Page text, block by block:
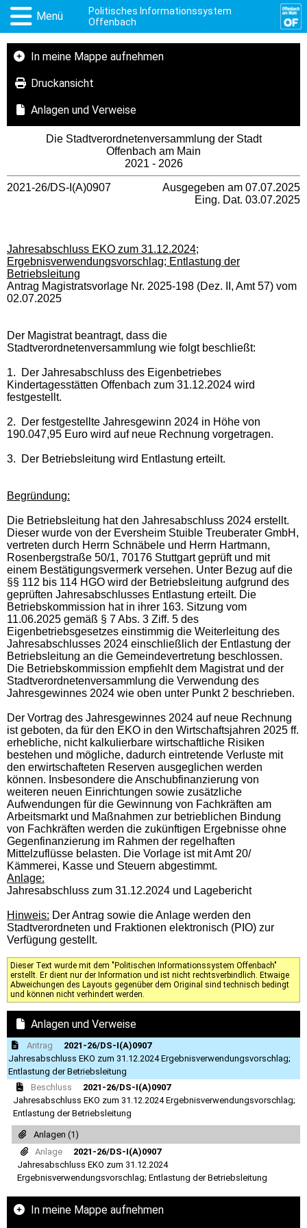
Menü
Politisches Informationssystem
Offenbach
In meine Mappe aufnehmen
Druckansicht
Anlagen und Verweise
Die Stadtverordnetenversammlung der Stadt
Offenbach am Main
2021 - 2026
2021-26/DS-I(A)0907
Ausgegeben am 07.07.2025
Eing. Dat. 03.07.2025
Jahresabschluss EKO zum 31.12.2024;
Ergebnisverwendungsvorschlag; Entlastung der
Betriebsleitung
Antrag Magistratsvorlage Nr. 2025-198 (Dez. II, Amt 57) vom
02.07.2025
Der Magistrat beantragt, dass die
Stadtverordnetenversammlung wie folgt beschließt:
1.
Der Jahresabschluss des Eigenbetriebes
Kindertagesstätten Offenbach zum 31.12.2024 wird
festgestellt.
2.
Der festgestellte Jahresgewinn 2024 in Höhe von
190.047,95 Euro wird auf neue Rechnung vorgetragen.
3. Der Betriebsleitung wird Entlastung erteilt.
Begründung:
Die Betriebsleitung hat den Jahresabschluss 2024 erstellt.
Dieser wurde von der Eversheim Stuible Treuberater GmbH,
vertreten durch Herrn Schnäbele und Herrn Hartmann,
Rosenbergstraße 50/1, 70176 Stuttgart geprüft und mit
einem Bestätigungsvermerk versehen. Unter Bezug auf die
§§ 112 bis 114 HGO wird der Betriebsleitung aufgrund des
geprüften Jahresabschlusses Entlastung erteilt. Die
Betriebskommission hat in ihrer 163. Sitzung vom
11.06.2025 gemäß § 7 Abs. 3 Ziff. 5 des
Eigenbetriebsgesetzes einstimmig die Weiterleitung des
Jahresabschlusses 2024 einschließlich der Entlastung der
Betriebsleitung an die Gemeindevertretung beschlossen.
Die Betriebskommission empfiehlt dem Magistrat und der
Stadtverordnetenversammlung die Verwendung des
Jahresgewinnes 2024 wie oben unter Punkt 2 beschrieben.
Der Vortrag des Jahresgewinnes 2024 auf neue Rechnung
ist geboten, da für den EKO in den Wirtschaftsjahren 2025 ff.
erhebliche, nicht kalkulierbare wirtschaftliche Risiken
bestehen und mögliche, dadurch eintretende Verluste mit
den erwirtschafteten Reserven ausgeglichen werden
können. Insbesondere die Anschubfinanzierung von
weiteren neuen Einrichtungen sowie zusätzliche
Aufwendungen für die Gewinnung von Fachkräften am
Arbeitsmarkt und Maßnahmen zur betrieblichen Bindung
von Fachkräften werden die zukünftigen Ergebnisse ohne
Gegenfinanzierung im Rahmen der regelhaften
Mittelzuflüsse belasten. Die Vorlage ist mit Amt 20/
Kämmerei, Kasse und Steuern abgestimmt.
Anlage:
Jahresabschluss zum 31.12.2024 und Lagebericht
Hinweis: Der Antrag sowie die Anlage werden den
Stadtverordneten und Fraktionen elektronisch (PIO) zur
Verfügung gestellt.
Dieser Text wurde mit dem "Politischen Informationssystem Offenbach"
erstellt. Er dient nur der Information und ist nicht rechtsverbindlich. Etwaige
Abweichungen des Layouts gegenüber dem Original sind technisch bedingt
und können nicht verhindert werden.
Anlagen und Verweise
Antrag
2021-26/DS-I(A)0907
Jahresabschluss EKO zum 31.12.2024 Ergebnisverwendungsvorschlag;
Entlastung der Betriebsleitung
Beschluss
2021-26/DS-I(A)0907
Jahresabschluss EKO zum 31.12.2024 Ergebnisverwendungsvorschlag;
Entlastung der Betriebsleitung
Anlagen (1)
Anlage
2021-26/DS-I(A)0907
Jahresabschluss EKO zum 31.12.2024
Ergebnisverwendungsvorschlag; Entlastung der Betriebsleitung
In meine Mappe aufnehmen